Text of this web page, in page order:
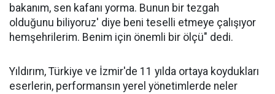
bakanım, sen kafanı yorma. Bunun bir tezgah
olduğunu biliyoruz' diye beni teselli etmeye çalışıyor
hemşehrilerim. Benim için önemli bir ölçü" dedi.
Yıldırım, Türkiye ve İzmir'de 11 yılda ortaya koydukları
eserlerin, performansın yerel yönetimlerde neler